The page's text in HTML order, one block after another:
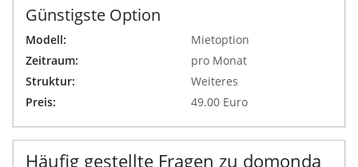
Günstigste Option
Modell:
Mietoption
Zeitraum:
pro Monat
Struktur:
Weiteres
Preis:
49.00 Euro
Häufig gestellte Fragen zu domonda